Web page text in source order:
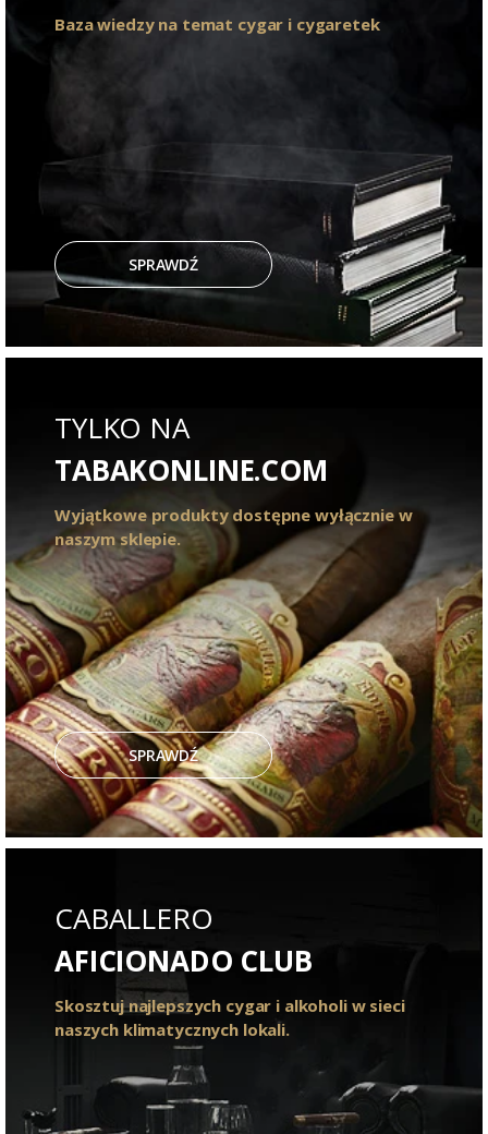
Baza wiedzy na temat cygar i cygaretek
SPRAWDŹ
TYLKO NA
TABAKONLINE.COM
Wyjątkowe produkty dostępne wyłącznie w
naszym sklepie.
SPRAWDŹ
CABALLERO
AFICIONADO CLUB
Skosztuj najlepszych cygar i alkoholi w sieci
naszych klimatycznych lokali.